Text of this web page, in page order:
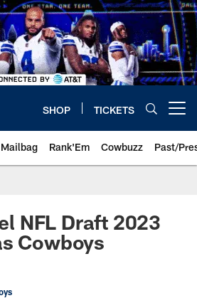
SHOP TICKETS
Mailbag Rank'Em Cowbuzz Past/
NFL Draft 2023
Cowboys